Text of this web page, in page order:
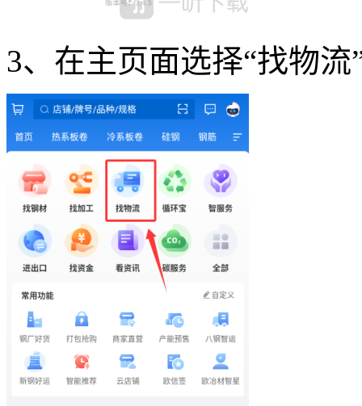
3、在主页面选择“找物